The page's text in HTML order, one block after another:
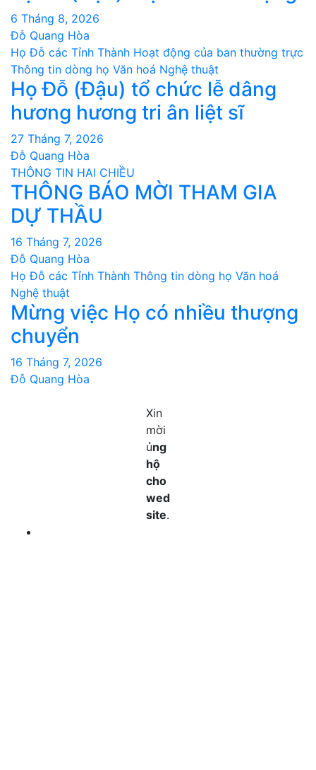
6 Tháng 8, 2026
Đỗ Quang Hòa
Họ Đỗ các Tỉnh Thành Hoạt động của ban thường trực
Thông tin dòng họ Văn hoá Nghệ thuật
Họ Đỗ (Đậu) tổ chức lễ dâng
hương hương tri ân liệt sĩ
27 Tháng 7, 2026
Đỗ Quang Hòa
THÔNG TIN HAI CHIỀU
THÔNG BÁO MỜI THAM GIA
DỰ THẦU
16 Tháng 7, 2026
Đỗ Quang Hòa
Họ Đỗ các Tỉnh Thành Thông tin dòng họ Văn hoá
Nghệ thuật
Mừng việc Họ có nhiều thượng
chuyển
16 Tháng 7, 2026
Đỗ Quang Hòa
Xin
mời
ủng
hộ
cho
wed
site.